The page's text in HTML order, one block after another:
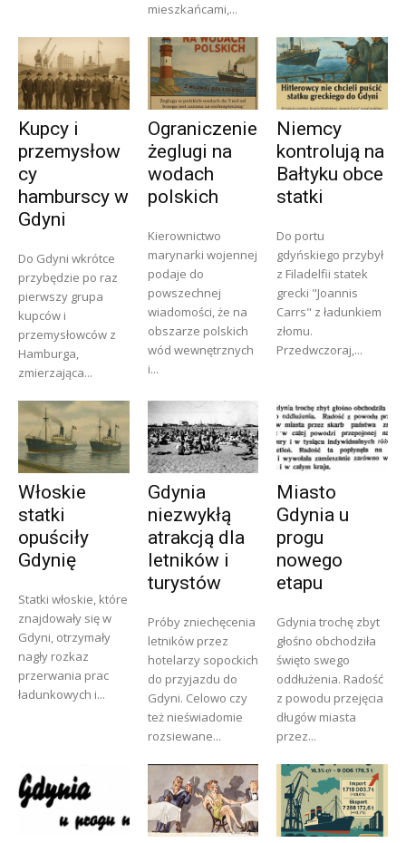
mieszkańcami,...
Kupcy i
przemysłow
cy
hamburscy w
Gdyni
Do Gdyni wkrótce
przybędzie po raz
pierwszy grupa
kupców i
przemysłowców z
Hamburga,
zmierzająca...
Ograniczenie
żeglugi na
wodach
polskich
Kierownictwo
marynarki wojennej
podaje do
powszechnej
wiadomości, że na
obszarze polskich
wód wewnętrznych
i...
Niemcy
kontrolują na
Bałtyku obce
statki
Do portu
gdyńskiego przybył
z Filadelfii statek
grecki "Joannis
Carrs" z ładunkiem
złomu.
Przedwczoraj,...
Włoskie
statki
opuściły
Gdynię
Statki włoskie, które
znajdowały się w
Gdyni, otrzymały
nagły rozkaz
przerwania prac
ładunkowych i...
Gdynia
niezwykłą
atrakcją dla
letników i
turystów
Próby zniechęcenia
letników przez
hotelarzy sopockich
do przyjazdu do
Gdyni. Celowo czy
też nieświadomie
rozsiewane...
Miasto
Gdynia u
progu
nowego
etapu
Gdynia trochę zbyt
głośno obchodziła
święto swego
oddłużenia. Radość
z powodu przejęcia
długów miasta
przez...